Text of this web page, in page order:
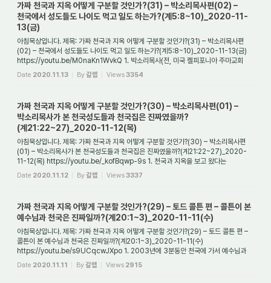
가짜 천국과 지옥 어떻게 구분할 것인가?(31) – 박소리목사편(02) –
천국에서 성도들도 나이도 먹고 일도 하는가?(계5:8~10)_2020-11-
13(금)
아침묵상입니다. 제목: 가짜 천국과 지옥 어떻게 구분할 것인가?(31) – 박소리목사편
(02) – 천국에서 성도들도 나이도 먹고 일도 하는가?(계5:8~10)_2020-11-13(금)
https://youtu.be/M0naKn1WvkQ 1. 박소리목사(전, 미국 켈피포니아 주마교회
담임목사)는 천...
Date 2020.11.13 By갈렙 Views3354
가짜 천국과 지옥 어떻게 구분할 것인가?(30) – 박소리목사편(01) –
박소리목사가 본 천국성도들과 천국집은 진짜였을까?
(계21:22~27)_2020-11-12(목)
아침묵상입니다. 제목: 가짜 천국과 지옥 어떻게 구분할 것인가?(30) – 박소리목사편
(01) – 박소리목사가 본 천국성도들과 천국집은 진짜였을까?(계21:22~27)_2020-
11-12(목) https://youtu.be/_kofBqwp-9s 1. 천국과 지옥을 보고 왔다는
박소리목사는 어떤 분...
Date 2020.11.12 By갈렙 Views3337
가짜 천국과 지옥 어떻게 구분할 것인가?(29) – 토드 콜튼 편 – 콜튼이 본
예수님과 천국은 진짜일까?(계20:1~3)_2020-11-11(수)
아침묵상입니다. 제목: 가짜 천국과 지옥 어떻게 구분할 것인가?(29) – 토드 콜튼 편 –
콜튼이 본 예수님과 천국은 진짜일까?(계20:1~3)_2020-11-11(수)
https://youtu.be/s9UCqcwJXpo 1. 2003년에 3분동안 천국에 가서 예수님과
천사 그리고 증조할아버지와 ...
Date 2020.11.11 By갈렙 Views 2915